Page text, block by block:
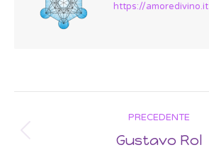
https://amoredivino.it
navigation
PRECEDENTE
Previous
Gustavo Rol